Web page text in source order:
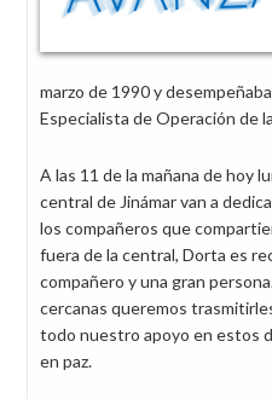
marzo de 1990 y
Especialista de Operación de
A las 11 de la mañana de hoy
central de Jinámar van a
los compañeros que
fuera de la central, Dorta es
compañero y una gran
cercanas queremos
todo nuestro apoyo en estos
en paz.